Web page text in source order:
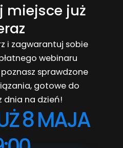
miejsce już
i zagwarantuj sobie
webinaru
sprawdzone
gotowe do
dnia na dzień!
8 MAJA